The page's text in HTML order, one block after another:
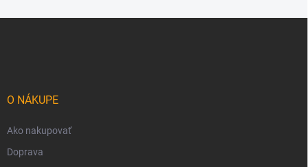
O NÁKUPE
Ako nakupovať
Doprava